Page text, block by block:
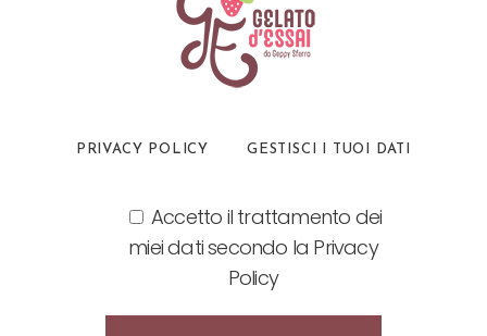
PRIVACY POLICY GESTISCI I TUOI DATI
Accetto il trattamento dei
miei dati secondo la Privacy
Policy